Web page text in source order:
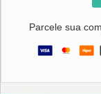
Parcele sua